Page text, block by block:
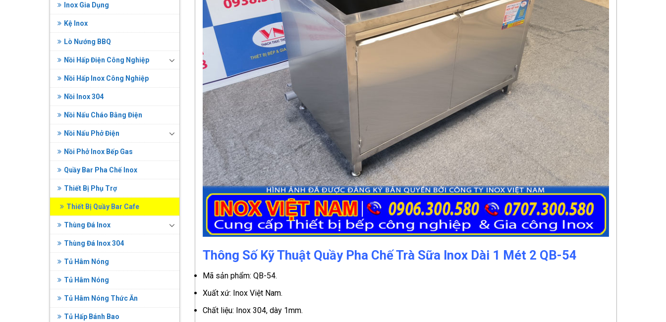
Inox Gia Dụng
Kệ Inox
Lò Nướng BBQ
Nồi Hấp Điện Công Nghiệp
Nồi Hấp Inox Công Nghiệp
Nồi Inox 304
Nồi Nấu Cháo Bằng Điện
Nồi Nấu Phở Điện
Nồi Phở Inox Bếp Gas
Quầy Bar Pha Chế Inox
Thiết Bị Phụ Trợ
Thiết Bị Quầy Bar Cafe
Thùng Đá Inox
Thùng Đá Inox 304
Tủ Hâm Nóng
Tủ Hâm Nóng
Tủ Hâm Nóng Thức Ăn
Tủ Hấp Bánh Bao
Thông Số Kỹ Thuật Quầy Pha Chế Trà Sữa Inox Dài 1 Mét 2 QB-54
Mã sản phẩm: QB-54.
Xuất xứ: Inox Việt Nam.
Chất liệu: Inox 304, dày 1mm.